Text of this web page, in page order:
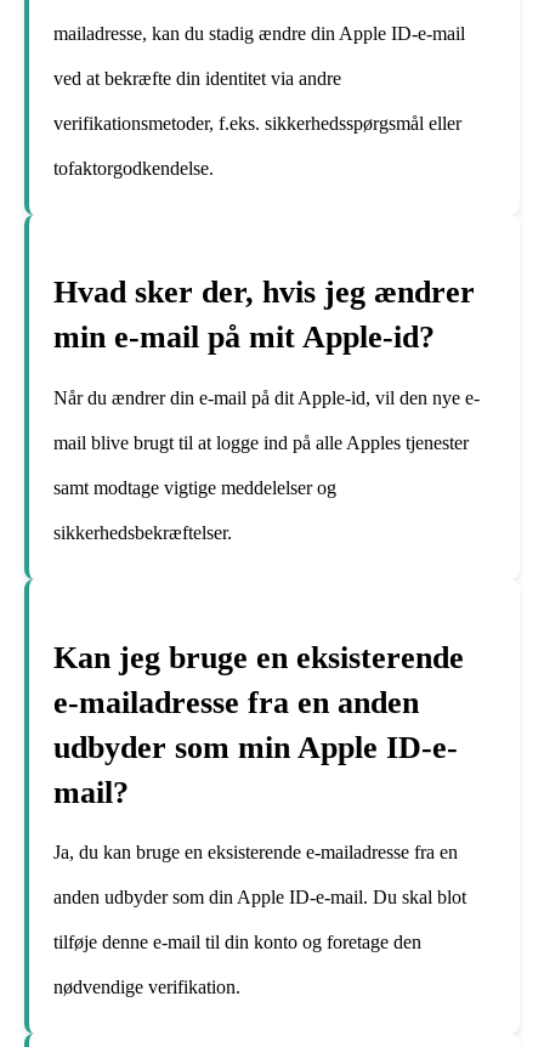
mailadresse, kan du stadig ændre din Apple ID-e-mail
ved at bekræfte din identitet via andre
verifikationsmetoder, f.eks. sikkerhedsspørgsmål eller
tofaktorgodkendelse.
Hvad sker der, hvis jeg ændrer
min e-mail på mit Apple-id?
Når du ændrer din e-mail på dit Apple-id, vil den nye e-
mail blive brugt til at logge ind på alle Apples tjenester
samt modtage vigtige meddelelser og
sikkerhedsbekræftelser.
Kan jeg bruge en eksisterende
e-mailadresse fra en anden
udbyder som min Apple ID-e-
mail?
Ja, du kan bruge en eksisterende e-mailadresse fra en
anden udbyder som din Apple ID-e-mail. Du skal blot
tilføje denne e-mail til din konto og foretage den
nødvendige verifikation.